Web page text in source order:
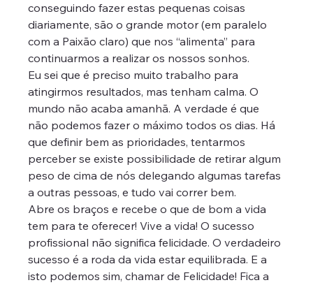
conseguindo fazer estas pequenas coisas
diariamente, são o grande motor (em paralelo
com a Paixão claro) que nos “alimenta” para
continuarmos a realizar os nossos sonhos.
Eu sei que é preciso muito trabalho para
atingirmos resultados, mas tenham calma. O
mundo não acaba amanhã. A verdade é que
não podemos fazer o máximo todos os dias. Há
que definir bem as prioridades, tentarmos
perceber se existe possibilidade de retirar algum
peso de cima de nós delegando algumas tarefas
a outras pessoas, e tudo vai correr bem.
Abre os braços e recebe o que de bom a vida
tem para te oferecer! Vive a vida! O sucesso
profissional não significa felicidade. O verdadeiro
sucesso é a roda da vida estar equilibrada. E a
isto podemos sim, chamar de Felicidade! Fica a